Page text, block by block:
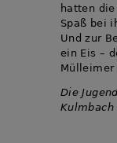
hatten
Spaß bei
Und zur
ein Eis –
Mülleimer
Die
Kulmbach